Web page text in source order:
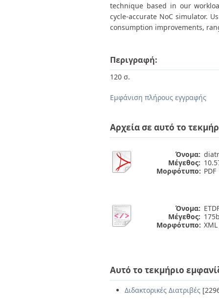
technique based in our
cycle-accurate NoC simulator.
consumption improvements,
Περιγραφή:
120 σ.
Εμφάνιση πλήρους εγγραφής
Αρχεία σε αυτό το
Όνομα:
Μέγεθος:
Μορφότυπο: PDF
Όνομα:
Μέγεθος:
Μορφότυπο: XML
Αυτό το τεκμήριο
Διδακτορικές Διατριβές